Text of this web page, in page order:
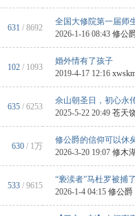
631 / 8692
全国大修院第一届师
2026-1-16 08:43 修公
102 / 1093
婚外情有了孩子
2019-4-17 12:16
635 / 6253
佘山朝圣日，初心永
2025-5-22 20:49 苍天
630 / 1万
修公爵的信仰可以休
2026-3-20 19:07 修木
533 / 9615
“亵渎者”马杜罗被捕
2026-1-4 04:15 修公爵